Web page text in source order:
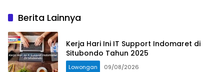
Berita Lainnya
Kerja Hari Ini IT Support Indomaret di
Situbondo Tahun 2025
Lowongan 09/08/2026